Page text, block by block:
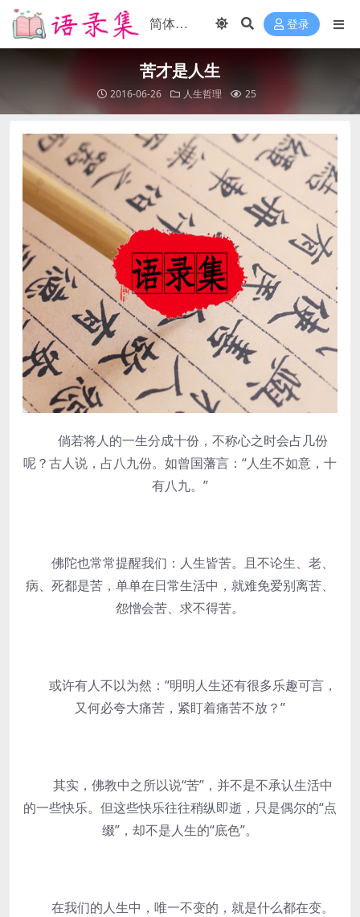
登录
苦才是人生
2016-06-26 人生哲理 25
倘若将人的一生分成十份，不称心之时会占几份
呢？古人说，占八九份。如曾国藩言：“人生不如意，十
有八九。”
佛陀也常常提醒我们：人生皆苦。且不论生、老、
病、死都是苦，单单在日常生活中，就难免爱别离苦、
怨憎会苦、求不得苦。
或许有人不以为然：“明明人生还有很多乐趣可言，
又何必夸大痛苦，紧盯着痛苦不放？”
其实，佛教中之所以说“苦”，并不是不承认生活中
的一些快乐。但这些快乐往往稍纵即逝，只是偶尔的“点
缀”，却不是人生的“底色”。
在我们的人生中，唯一不变的，就是什么都在变。